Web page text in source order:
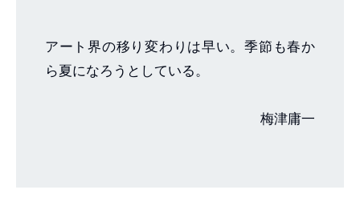
アート界の移り変わりは早い。季節も春か
ら夏になろうとしている。
梅津庸一